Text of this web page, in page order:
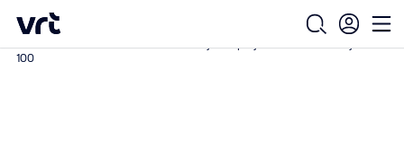
Ga naar de hoofdinhoud
VRT (home)
Open
Home /
100